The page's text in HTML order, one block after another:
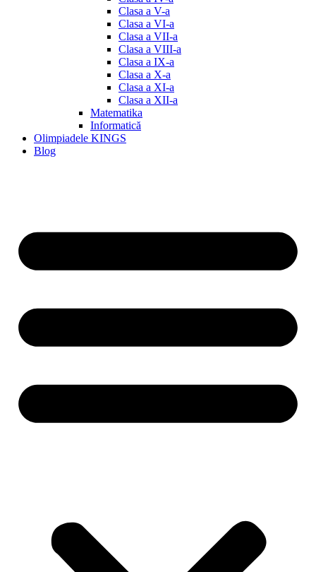
Clasa a V-a
Clasa a VI-a
Clasa a VII-a
Clasa a VIII-a
Clasa a IX-a
Clasa a X-a
Clasa a XI-a
Clasa a XII-a
Matematika
Informatică
Olimpiadele KINGS
Blog